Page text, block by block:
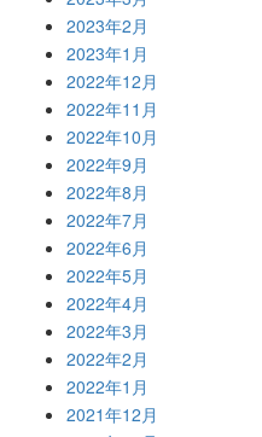
2023年2月
2023年1月
2022年12月
2022年11月
2022年10月
2022年9月
2022年8月
2022年7月
2022年6月
2022年5月
2022年4月
2022年3月
2022年2月
2022年1月
2021年12月